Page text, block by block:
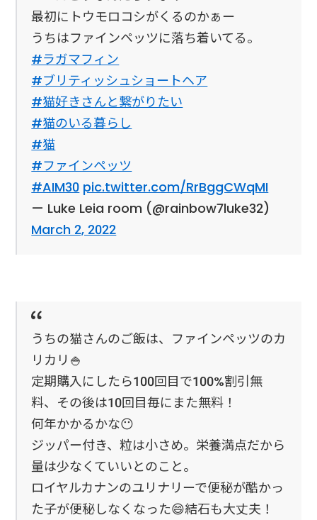
最初にトウモロコシがくるのかぁー
うちはファインペッツに落ち着いてる。
#ラガマフィン
#ブリティッシュショートヘア
#猫好きさんと繋がりたい
#猫のいる暮らし
#猫
#ファインペッツ
#AIM30 pic.twitter.com/RrBggCWqMI
— Luke Leia room (@rainbow7luke32)
March 2, 2022
うちの猫さんのご飯は、ファインペッツのカ
リカリ🍚
定期購入にしたら100回目で100%割引無
料、その後は10回目毎にまた無料！
何年かかるかな😶
ジッパー付き、粒は小さめ。栄養満点だから
量は少なくていいとのこと。
ロイヤルカナンのユリナリーで便秘が酷かっ
た子が便秘しなくなった😄結石も大丈夫！